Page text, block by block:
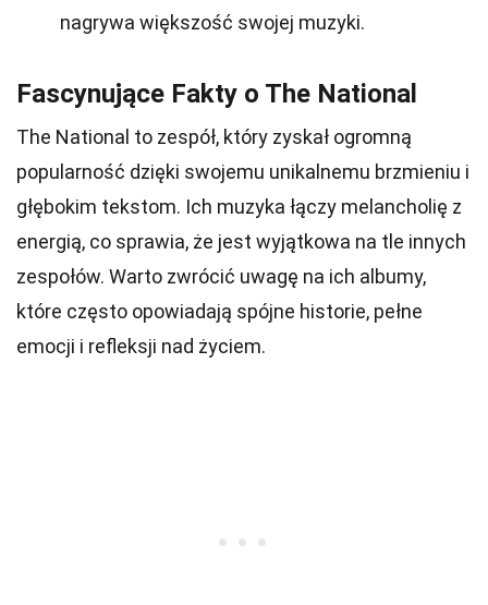
nagrywa większość swojej muzyki.
Fascynujące Fakty o The National
The National to zespół, który zyskał ogromną
popularność dzięki swojemu unikalnemu brzmieniu i
głębokim tekstom. Ich muzyka łączy melancholię z
energią, co sprawia, że jest wyjątkowa na tle innych
zespołów. Warto zwrócić uwagę na ich albumy,
które często opowiadają spójne historie, pełne
emocji i refleksji nad życiem.